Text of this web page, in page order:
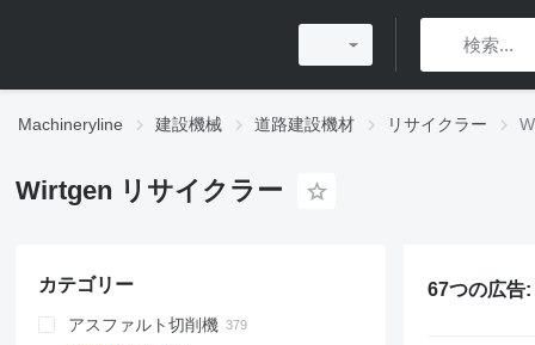
Machineryline 建設機械 道路建設機材 リサイクラー
Wirtgen リサイクラー
カテゴリー
アスファルト切削機
67つの広告: